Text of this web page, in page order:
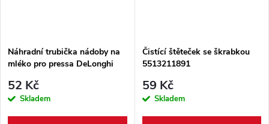
Náhradní trubička nádoby na
mléko pro pressa DeLonghi
52 Kč
Skladem
Čistící štěteček se škrabkou
5513211891
59 Kč
Skladem